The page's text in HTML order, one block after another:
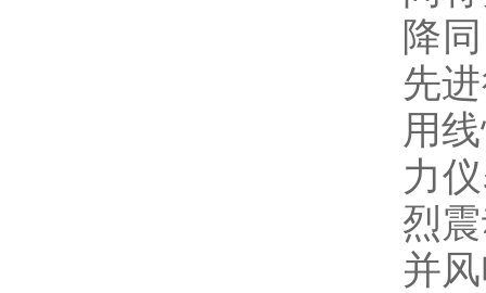
降
先
用
力
烈
并